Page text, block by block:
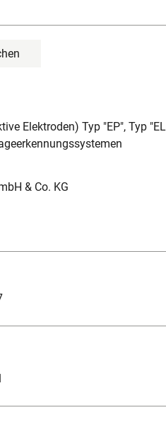
Elektroden) Typ "EP", Typ
& Co. KG